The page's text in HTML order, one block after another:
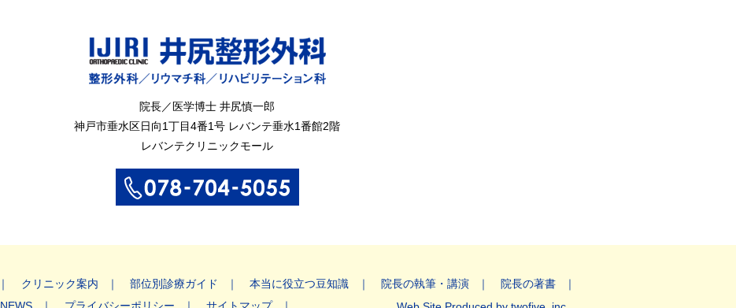
院長／医学博士 井尻慎一郎
神戸市垂水区日向1丁目4番1号 レバンテ垂水1番館2階
レバンテクリニックモール
クリニック案内 部位別診療ガイド 本当に役立つ豆知識 院長の執筆・講演
院長の著書